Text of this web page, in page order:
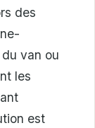
des
van ou
les
est